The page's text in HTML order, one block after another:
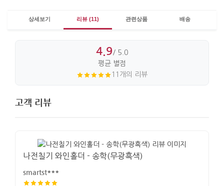
상세보기 리뷰 (11) 관련상품 배송
4.9/ 5.0
평균 별점
11개의 리뷰
고객 리뷰
나전칠기 와인홀더 - 송학(무광흑색)
smartst***